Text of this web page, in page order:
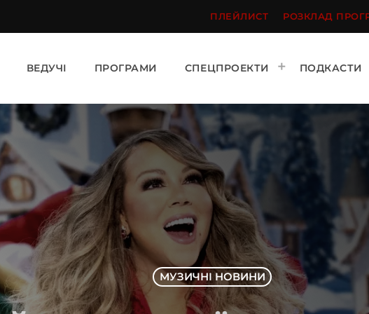
ПЛЕЙЛИСТ РОЗКЛАД
ВЕДУЧІ ПРОГРАМИ СПЕЦПРОЕКТИ ПОДКАСТИ
МУЗИЧНІ НОВИНИ